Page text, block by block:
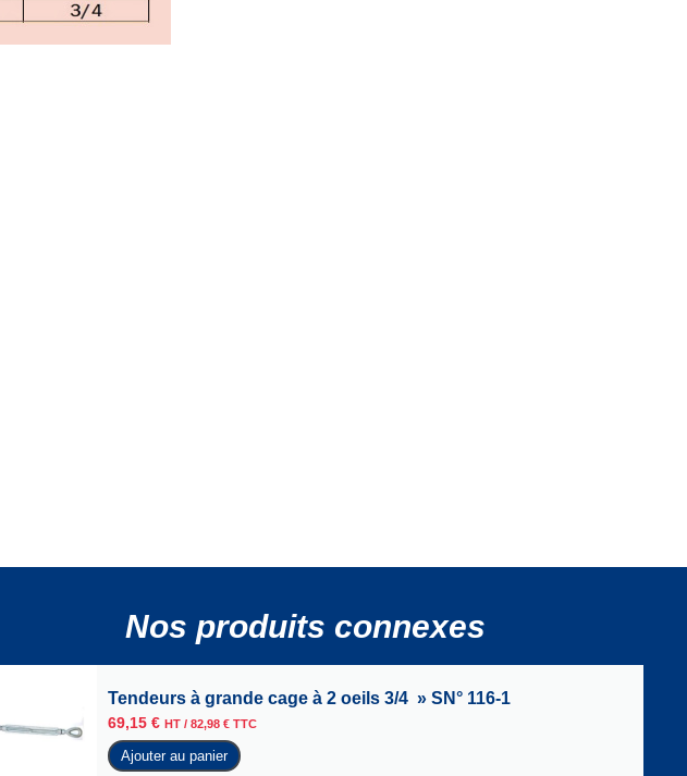
Nos produits connexes
Tendeurs à grande cage à 2 oeils 3/4 » SN° 116-1
69,15 € HT / 82,98 € TTC
Ajouter au panier